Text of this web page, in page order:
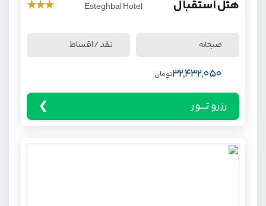
هتل استقبال Esteghbal Hotel
★
★
★
صبحانه نقد / اقساط
32,432,050تومان
رزرو تـــور